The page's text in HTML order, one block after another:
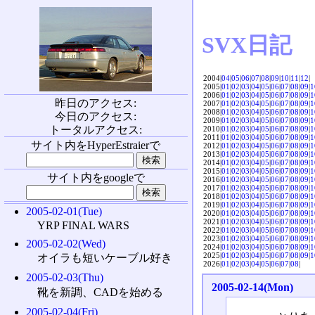
SVX日記
2004|04|05|06|07|08|09|10|11|12|
2005|01|02|03|04|05|06|07|08|09|
2006|01|02|03|04|05|06|07|08|09|
2007|01|02|03|04|05|06|07|08|09|
2008|01|02|03|04|05|06|07|08|09|
2009|01|02|03|04|05|06|07|08|09|
2010|01|02|03|04|05|06|07|08|09|
2011|01|02|03|04|05|06|07|08|09|
2012|01|02|03|04|05|06|07|08|09|
2013|01|02|03|04|05|06|07|08|09|
2014|01|02|03|04|05|06|07|08|09|
2015|01|02|03|04|05|06|07|08|09|
2016|01|02|03|04|05|06|07|08|09|
2017|01|02|03|04|05|06|07|08|09|
2018|01|02|03|04|05|06|07|08|09|
2019|01|02|03|04|05|06|07|08|09|
2020|01|02|03|04|05|06|07|08|09|
2021|01|02|03|04|05|06|07|08|09|
2022|01|02|03|04|05|06|07|08|09|
2023|01|02|03|04|05|06|07|08|09|
2024|01|02|03|04|05|06|07|08|09|
2025|01|02|03|04|05|06|07|08|09|
2026|01|02|03|04|05|06|07|08|
2005-02-14(Mon)
昨日のアクセス:
今日のアクセス:
トータルアクセス:
サイト内をHyperEstraierで
サイト内をgoogleで
2005-02-01(Tue)
YRP FINAL WARS
2005-02-02(Wed)
オイラも短いケーブル好き
2005-02-03(Thu)
靴を新調、CADを始める
2005-02-04(Fri)